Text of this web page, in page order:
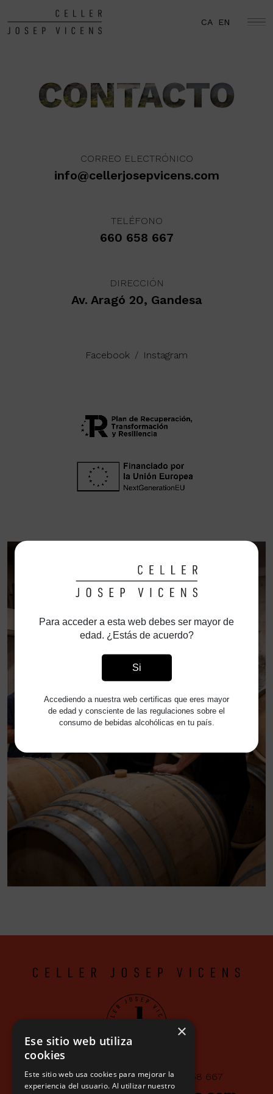
CA EN
CONTACTO
CORREO ELECTRÓNICO
info@cellerjosepvicens.com
TELÉFONO
660 658 667
DIRECCIÓN
Av. Aragó 20, Gandesa
Facebook / Instagram
Av. Aragó 20, Gandesa / 660 658 667
Para acceder a esta web debes ser mayor de
edad. ¿Estás de acuerdo?
Si
Accediendo a nuestra web certificas que eres mayor
de edad y consciente de las regulaciones sobre el
consumo de bebidas alcohólicas en tu país.
×
Ese sitio web utiliza
cookies
Este sitio web usa cookies para mejorar la
experiencia del usuario. Al utilizar nuestro